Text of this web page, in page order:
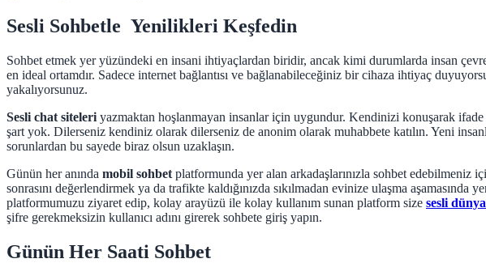
Sesli Sohbetle Yenilikleri Keşfedin
Sohbet etmek yer yüzündeki en insani ihtiyaçlardan biridir, ancak kimi durumlarda insan
en ideal ortamdır. Sadece internet bağlantısı ve bağlanabileceğiniz bir cihaza ihtiyaç
yakalıyorsunuz.
Sesli chat siteleri yazmaktan hoşlanmayan insanlar için uygundur. Kendinizi konuşarak
şart yok. Dilerseniz kendiniz olarak dilerseniz de anonim olarak muhabbete katılın. Yeni
sorunlardan bu sayede biraz olsun uzaklaşın.
Günün her anında mobil sohbet platformunda yer alan arkadaşlarınızla sohbet edebilmeniz
sonrasını değerlendirmek ya da trafikte kaldığınızda sıkılmadan evinize ulaşma
platformumuzu ziyaret edip, kolay arayüzü ile kolay kullanım sunan platform size sesli dünya
şifre gerekmeksizin kullanıcı adını girerek sohbete giriş yapın.
Günün Her Saati Sohbet